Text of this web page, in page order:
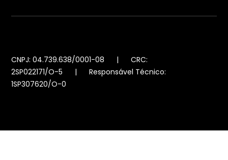
CNPJ: 04.739.638/0001-08 | CRC:
2SP022171/O-5 | Responsável Técnico:
1SP307620/O-0